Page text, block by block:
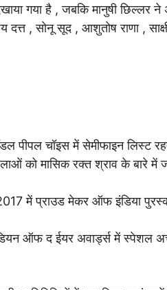
गया है , जबकि मानुषी छिल्लर ने
दत्त , सोनू सूद , आशुतोष राणा ,
पीपल चॉइस में सेमीफाइन लिस्ट
को मासिक रक्त श्राव के बारे में
में प्राउड मेकर ऑफ इंडिया
ऑफ द ईयर अवार्ड्स में स्पेशल